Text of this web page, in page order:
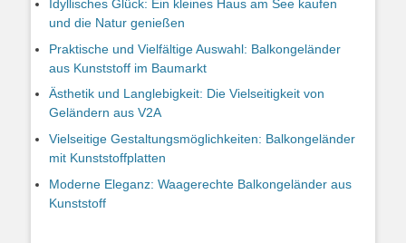
Idyllisches Glück: Ein kleines Haus am See kaufen
und die Natur genießen
Praktische und Vielfältige Auswahl: Balkongeländer
aus Kunststoff im Baumarkt
Ästhetik und Langlebigkeit: Die Vielseitigkeit von
Geländern aus V2A
Vielseitige Gestaltungsmöglichkeiten: Balkongeländer
mit Kunststoffplatten
Moderne Eleganz: Waagerechte Balkongeländer aus
Kunststoff